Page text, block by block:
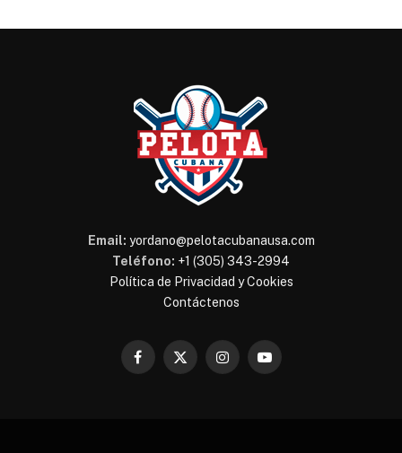
Email: yordano@pelotacubanausa.com
Teléfono: +1 (305) 343-2994
Política de Privacidad y Cookies
Contáctenos
Facebook
X
InstagramYouTube